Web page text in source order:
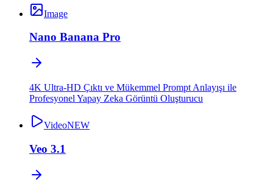
Image
Nano Banana Pro
4K Ultra-HD Çıktı ve Mükemmel Prompt Anlayışı ile
Profesyonel Yapay Zeka Görüntü Oluşturucu
VideoNEW
Veo 3.1